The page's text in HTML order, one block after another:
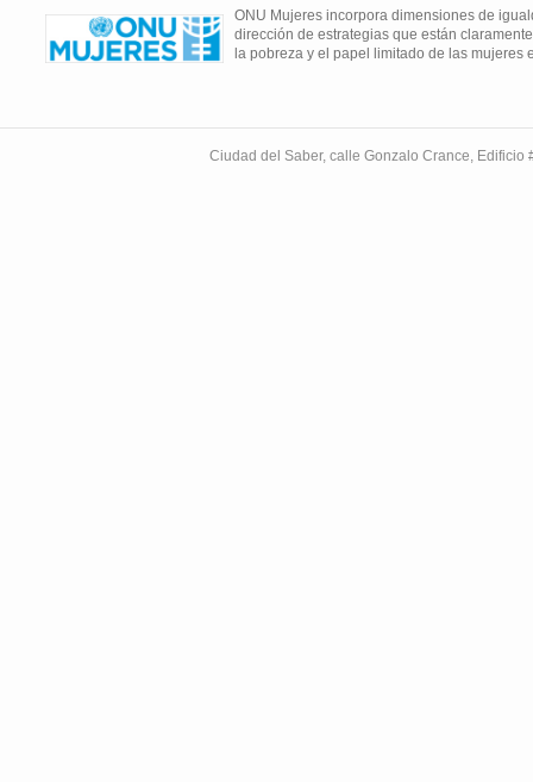
ONU Mujeres incorpora dimensiones de
dirección de estrategias que están
la pobreza y el papel limitado de las mujeres
Ciudad del Saber, calle Gonzalo Crance,